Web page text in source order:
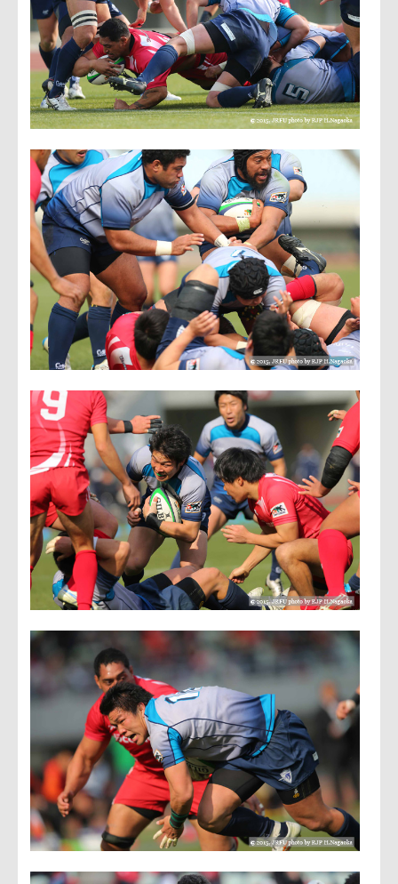
──入替戦に対する意識は？
「今年はワイルドカードに行けるチャンスであり、チームと
しては12位以上をコミットしてきていたので、今はあまり
入替戦という意識は持っていません」
才口將太ゲームキャプテン
「2015年初の試合において、たくさんのファンの方々の前
で試合ができて大変うれしく思っています。前節NECに大
敗してから、自分たちのラグビーを（アタックもディフェン
スも）きっちりするということを意識して1週間準備してき
ました。ディフェンスではファーストタックルとその後の絡
みの部分でうまくいき、クボタにテンポを与えさせなかった
こと、アタックでは自分たちのシステムに沿った動きがしっ
かりでき、80分間全員が動けたことが42点を獲れた大きな
要因だと思います。最終戦が残っているので、勝利目指して
頑張っていきたいと思います」